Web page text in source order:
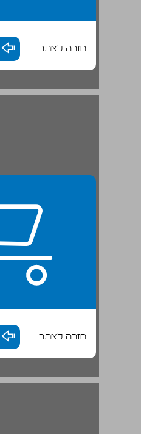
חזרה לאתר
חזרה לאתר